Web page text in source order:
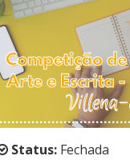
Status:Fechada